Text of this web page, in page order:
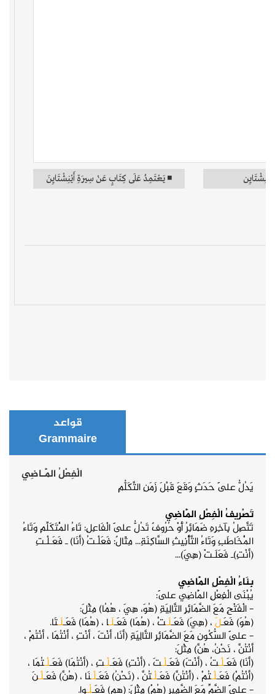
قواعد
Grammaire
الْفِعْلُ الْمَـاضِي
يَدُلُّ عَلَى حَدَثٍ وَقَعَ قَبْلَ زَمَنِ التَّكَلُّمِ
تَصْرِيفُ الْفِعْلِ الْمَاضِي
تَتَّصِلُ بِآخِرِهِ ضَمَائِرُ أَوْ حُرُوفٌ تَدُلُّ عَلَى الْفَاعِلِ: تَاءُ الْمُتَكَلِّمِ وَتَاءُ
الْمُخَاطَبِ وَتَاءُ التَّأْنِيثِ السَّاكِنَةِ... مِثَالٌ: فَعَلْـتُ (أنَا) ـ فَعَـلْـتِ
(أنْتِ)ـ فَعَلَـتْ (هِيَ)...
بِنَاءُ الْفِعْلِ الْمَاضِي
يُبْنَىالْفِعْلِ الْمَاضِيعَلَى:
- الْفَتْحِ مَعَ الضَّمَائِرِ التَّالِيَةِ (هُوَ، هِيَ ، هُمُا) مِثْلَ:
(هُوَ) فَعَـلَ، (هِيَ) فَعَـلَـتْ ، (هُمَا) فَعَـلَـا ، (هُمَا) فَعَـلَـتَا.
- عَلَى السُّكُونِ مَعَ الضَّمَائِرِ التَّالِيَةِ (أنَا، أنْتَ ، أنْتِ ، أنْتُمَا ، أنْتُمْ ،
أنْتُنَّ ، نَحْنُ، هُنَّ)مِثْلَ:
(أنَا) فَعَـلْـتُ ، (أنْتَ) فَعَـلْـتَ ، (أنْتِ) فَعَـلْـتِ ، (أنْتُمَا) فَعَـلْـتُمَا ،
(أنْتُمْ) فَعَـلْـتُمْ ، (أنْتُنَّ) فَعَـلْـتُنَّ ، (نَحْنُ) فَعَـلْـنَا ، (هُنَّ) فَعَـلْـنَ
- عَلَى الضَّمِّ مَعَ الضَّمِيرِ (هُمْ)مِثْلَ:(هم) فَعَـلُـوا.